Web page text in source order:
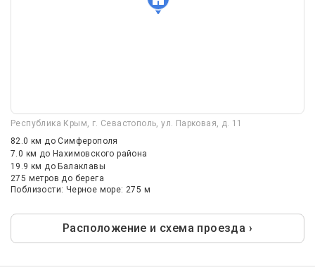
Республика Крым, г. Севастополь, ул. Парковая, д. 11
82.0 кмдо Симферополя
7.0 км до Нахимовского района
19.9 кмдо Балаклавы
275 метров до берега
Поблизости: Черное море: 275 м
Расположение и схема проезда ›